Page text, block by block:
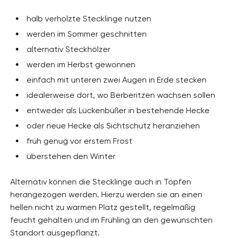
halb verholzte Stecklinge nutzen
werden im Sommer geschnitten
alternativ Steckhölzer
werden im Herbst gewonnen
einfach mit unteren zwei Augen in Erde stecken
idealerweise dort, wo Berberitzen wachsen sollen
entweder als Lückenbüßer in bestehende Hecke
oder neue Hecke als Sichtschutz heranziehen
früh genug vor erstem Frost
überstehen den Winter
Alternativ können die Stecklinge auch in Töpfen
herangezogen werden. Hierzu werden sie an einen
hellen nicht zu warmen Platz gestellt, regelmäßig
feucht gehalten und im Frühling an den gewünschten
Standort ausgepflanzt.